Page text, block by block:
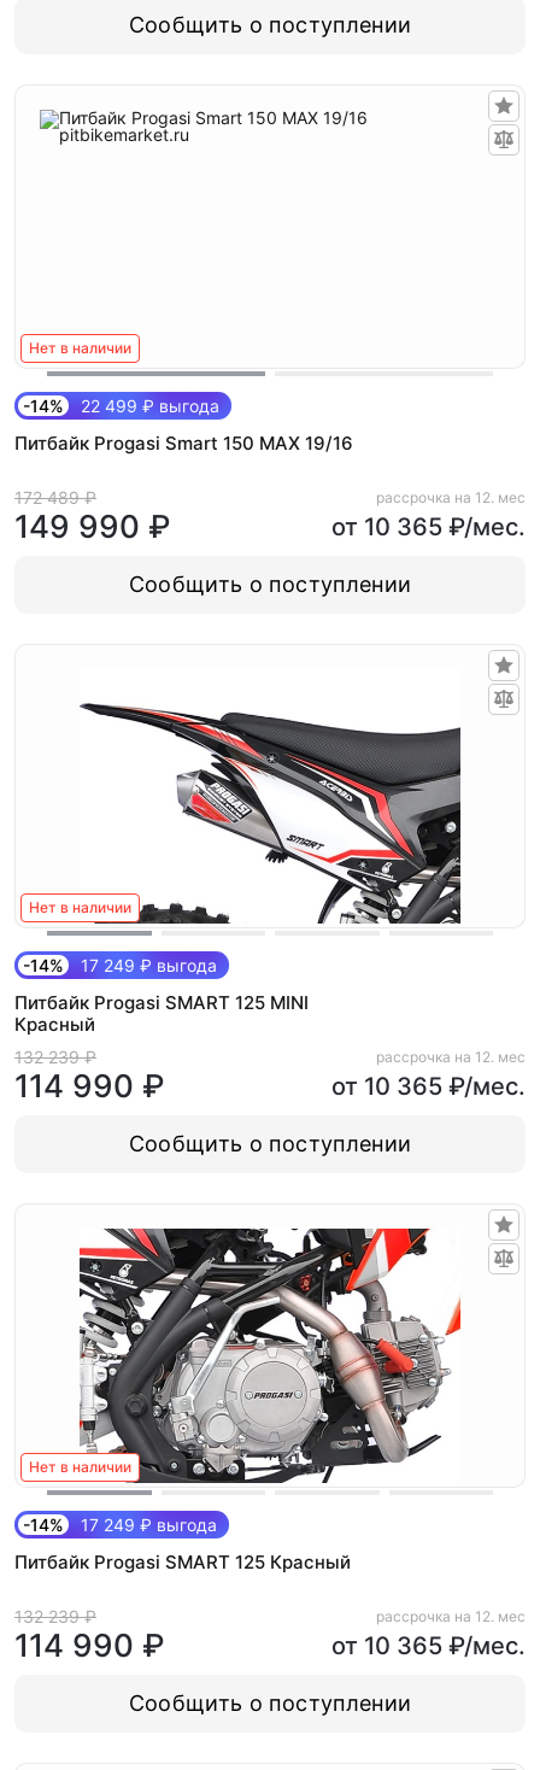
Сообщить о поступлении
Нет в наличии
-14% 22 499 ₽ выгода
Питбайк Progasi Smart 150 MAX 19/16
172 489 ₽
149 990 ₽
рассрочка на 12. мес
от 10 365 ₽/мес.
Сообщить о поступлении
Нет в наличии
-14% 17 249 ₽ выгода
Питбайк Progasi SMART 125 MINI
Красный
132 239 ₽
114 990 ₽
рассрочка на 12. мес
от 10 365 ₽/мес.
Сообщить о поступлении
Нет в наличии
-14% 17 249 ₽ выгода
Питбайк Progasi SMART 125 Красный
132 239 ₽
114 990 ₽
рассрочка на 12. мес
от 10 365 ₽/мес.
Сообщить о поступлении